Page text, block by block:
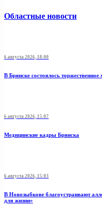
Областные новости
6 августа 2026, 18:00
В Брянске состоялось торжественное
6 августа 2026, 15:07
Медицинские кадры Брянска
6 августа 2026, 15:03
В Новозыбкове благоустраивают
для жизни»